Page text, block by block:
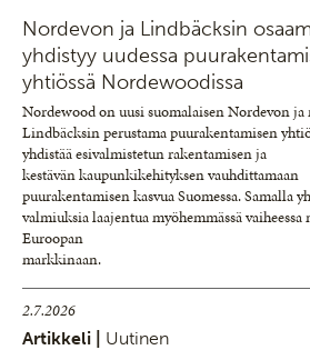
Nordevon ja Lindbäcksin
yhdistyy uudessa
yhtiössä Nordewoodissa
Nordewood on uusi suomalaisen Nordevon ja
Lindbäcksin perustama puurakentamisen
yhdistää esivalmistetun rakentamisen ja
kestävän kaupunkikehityksen vauhdittamaan
puurakentamisen kasvua Suomessa. Samalla
valmiuksia laajentua myöhemmässä vaiheessa
Euroopan
markkinaan.
2.7.2026
Artikkeli | Uutinen